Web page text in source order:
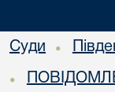
Суди •
•